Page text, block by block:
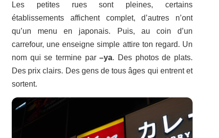
Les petites rues sont pleines, certains
établissements affichent complet, d’autres n’ont
qu’un menu en japonais. Puis, au coin d’un
carrefour, une enseigne simple attire ton regard. Un
nom qui se termine par–ya. Des photos de plats.
Des prix clairs. Des gens de tous âges qui entrent et
sortent.